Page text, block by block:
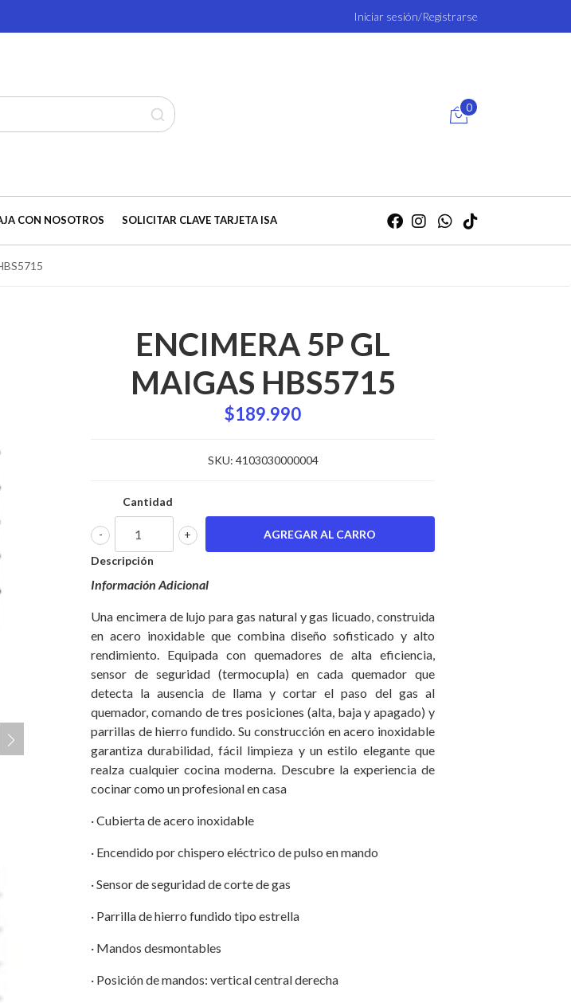
Iniciar sesión/Registrarse
0
CON NOSOTROS SOLICITAR CLAVE TARJETA ISA
ENCIMERA 5P GL
MAIGAS HBS5715
$189.990
SKU: 4103030000004
Cantidad
+
-
Descripción
Información Adicional
Una encimera de lujo para gas natural y gas licuado, construida
en acero inoxidable que combina diseño sofisticado y alto
rendimiento. Equipada con quemadores de alta eficiencia,
sensor de seguridad (termocupla) en cada quemador que
detecta la ausencia de llama y cortar el paso del gas al
quemador, comando de tres posiciones (alta, baja y apagado) y
parrillas de hierro fundido. Su construcción en acero inoxidable
garantiza durabilidad, fácil limpieza y un estilo elegante que
realza cualquier cocina moderna. Descubre la experiencia de
cocinar como un profesional en casa
· Cubierta de acero inoxidable
· Encendido por chispero eléctrico de pulso en mando
· Sensor de seguridad de corte de gas
· Parrilla de hierro fundido tipo estrella
· Mandos desmontables
· Posición de mandos: vertical central derecha